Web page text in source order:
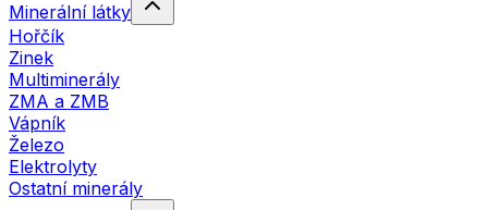
Minerální látky
Hořčík
Zinek
Multiminerály
ZMA a ZMB
Vápník
Železo
Elektrolyty
Ostatní minerály